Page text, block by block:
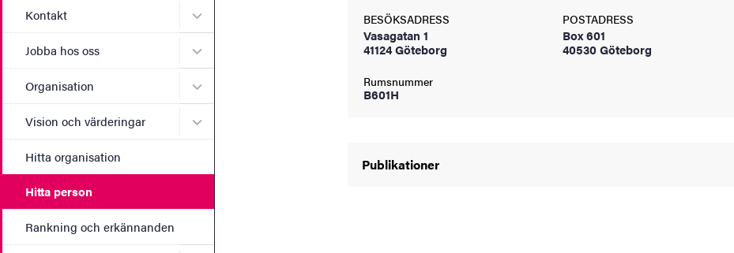
Kontakt Undermeny för Kontakt
Jobba hos oss Undermeny för Jobba hos oss
Organisation Undermeny för Organisation
Vision och värderingar Undermeny för Vision och värderingar
Hitta organisation
Hitta person
Rankning och erkännanden
BESÖKSADRESS
Vasagatan 1
41124 Göteborg
Rumsnummer
B601H
POSTADRESS
Box 601
40530 Göteborg
Publikationer